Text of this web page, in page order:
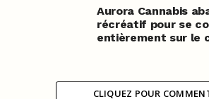
Aurora Cannabis
récréatif pour se
entièrement sur le
CLIQUEZ POUR